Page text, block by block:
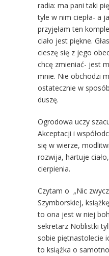
radia: ma pani taki
tyle w nim ciepła- a
przyjęłam ten
ciało jest piękne.
cieszę się z jego
chcę zmieniać- jest
mnie. Nie obchodzi
ostatecznie w
duszę.
Ogrodowa uczy
Akceptacji i
się w wierze,
rozwija, hartuje
cierpienia.
Czytam o „Nic
Szymborskiej,
to ona jest w niej
sekretarz Noblistki
sobie piętnastolecie
to książka o